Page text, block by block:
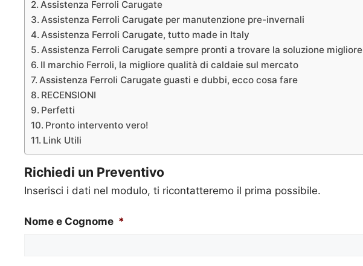
Assistenza Ferroli Carugate
Assistenza Ferroli Carugate per manutenzione pre-invernali
Assistenza Ferroli Carugate, tutto made in Italy
Assistenza Ferroli Carugate sempre pronti a trovare la soluzione migliore
Il marchio Ferroli, la migliore qualità di caldaie sul mercato
Assistenza Ferroli Carugate guasti e dubbi, ecco cosa fare
RECENSIONI
Perfetti
Pronto intervento vero!
Link Utili
Richiedi un Preventivo
Inserisci i dati nel modulo, ti ricontatteremo il prima possibile.
Nome e Cognome *